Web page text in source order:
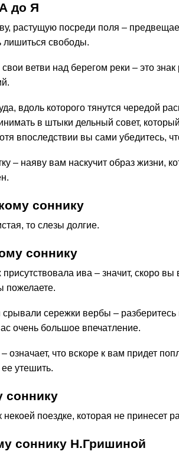
до Я
растущую посреди поля –
лишиться свободы.
ветви над берегом реки – это знак
вдоль которого тянутся чередой
в штыки дельный совет,
впоследствии вы сами убедитесь,
– наяву вам наскучит образ жизни,
соннику
то слезы долгие.
соннику
ива – значит, скоро вы
пожелаете.
сережки вербы – разберитесь
очень большое впечатление.
означает, что вскоре к вам придет
утешить.
соннику
поездке, которая не принесет
соннику Н.Гришиной